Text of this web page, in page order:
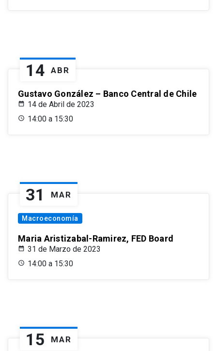
14 ABR
Gustavo González – Banco Central de Chile
14 de Abril de 2023
14:00 a 15:30
31 MAR
Macroeconomía
Maria Aristizabal-Ramirez, FED Board
31 de Marzo de 2023
14:00 a 15:30
15 MAR